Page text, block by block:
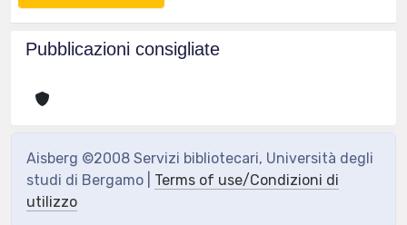
Pubblicazioni consigliate
Aisberg ©2008 Servizi bibliotecari, Università degli
studi di Bergamo | Terms of use/Condizioni di
utilizzo